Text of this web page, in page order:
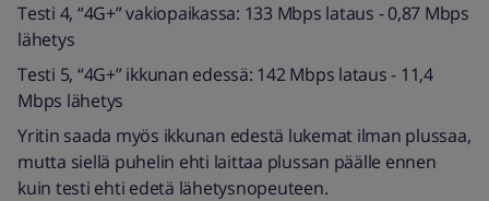
Testi 4, “4G+” vakiopaikassa: 133 Mbps lataus - 0,87 Mbps
lähetys
Testi 5, “4G+” ikkunan edessä: 142 Mbps lataus - 11,4
Mbps lähetys
Yritin saada myös ikkunan edestä lukemat ilman plussaa,
mutta siellä puhelin ehti laittaa plussan päälle ennen
kuin testi ehti edetä lähetysnopeuteen.